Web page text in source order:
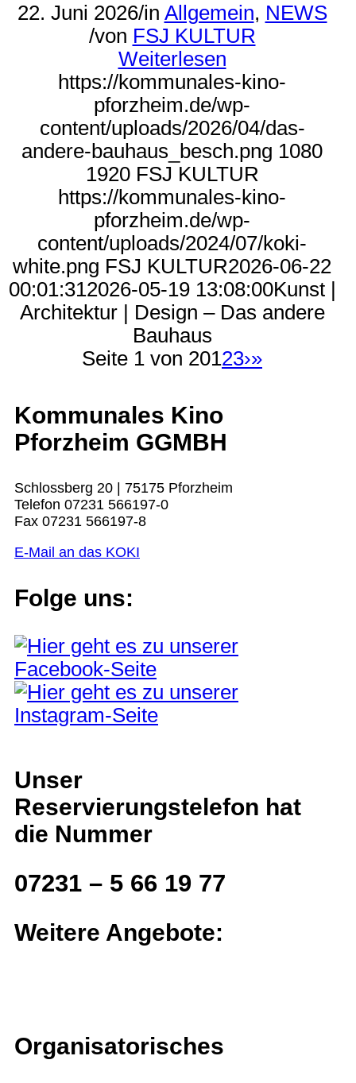
22. Juni 2026/in Allgemein, NEWS
/von FSJ KULTUR
Weiterlesen
https://kommunales-kino-
pforzheim.de/wp-
content/uploads/2026/04/das-
andere-bauhaus_besch.png 1080
1920 FSJ KULTUR
https://kommunales-kino-
pforzheim.de/wp-
content/uploads/2024/07/koki-
white.png FSJ KULTUR2026-06-22
00:01:312026-05-19 13:08:00Kunst |
Architektur | Design – Das andere
Bauhaus
Seite 1 von 20123›»
Kommunales Kino
Pforzheim GGMBH
Schlossberg 20 | 75175 Pforzheim
Telefon 07231 566197-0
Fax 07231 566197-8
E-Mail an das KOKI
Folge uns:
Unser
Reservierungstelefon hat
die Nummer
07231 – 5 66 19 77
Weitere Angebote:
Organisatorisches